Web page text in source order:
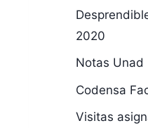
2020
Notas Unad
Codensa
Visitas